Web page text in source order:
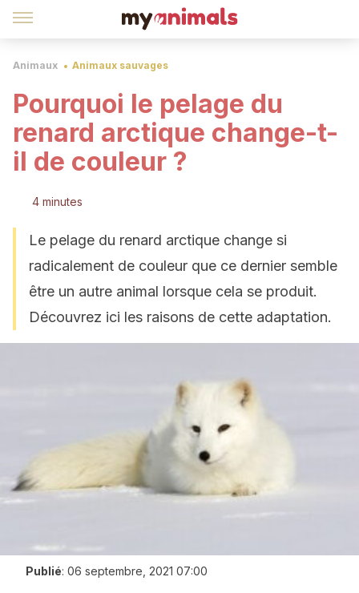
Animaux Animaux sauvages
Pourquoi le pelage du
renard arctique change-t-
il de couleur ?
4 minutes
Le pelage du renard arctique change si
radicalement de couleur que ce dernier semble
être un autre animal lorsque cela se produit.
Découvrez ici les raisons de cette adaptation.
Publié: 06 septembre, 2021 07:00